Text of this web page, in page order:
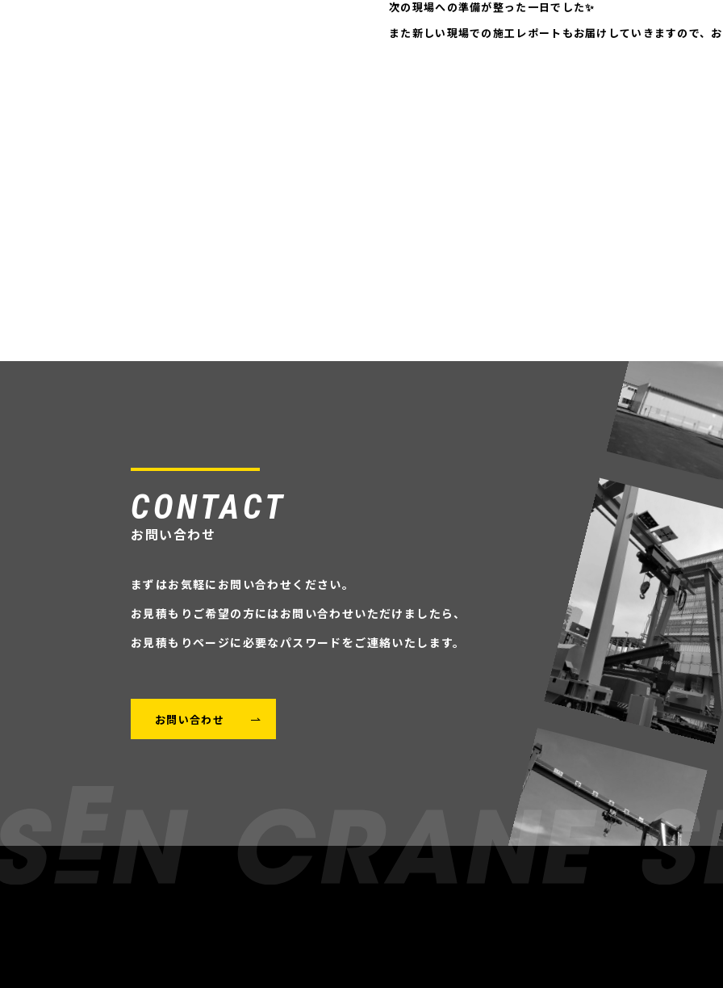
次の現場への準備が整った一日でした✨
また新しい現場での施工レポートもお届けしていきますので、
CONTACT
お問い合わせ
まずはお気軽にお問い合わせください。
お見積もりご希望の方にはお問い合わせいただけましたら、
お見積もりページに必要なパスワードをご連絡いたします。
お問い合わせ